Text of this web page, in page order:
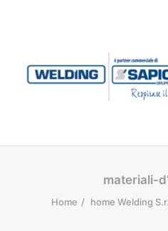
PRODOTTI
materiali-
Home home Welding